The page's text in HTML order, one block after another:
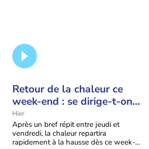
Retour de la chaleur ce
week-end : se dirige-t-on
vers une cinquième vague
de chaleur en France ?
Hier
Après un bref répit entre jeudi et
vendredi, la chaleur repartira
rapidement à la hausse dès ce week-